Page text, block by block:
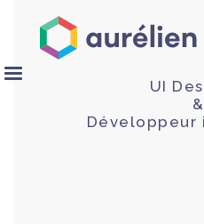
UI
&
Développeur